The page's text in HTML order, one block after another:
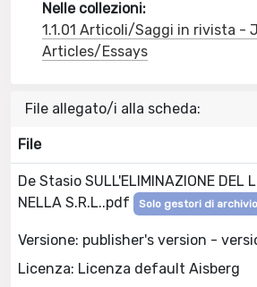
Nelle collezioni:
1.1.01 Articoli/Saggi in rivista -
Articles/Essays
File allegato/i alla scheda:
File
De Stasio SULL'ELIMINAZIONE DEL
NELLA S.R.L..pdf
Solo gestori di archivio
Versione: publisher's version -
Licenza: Licenza default Aisberg